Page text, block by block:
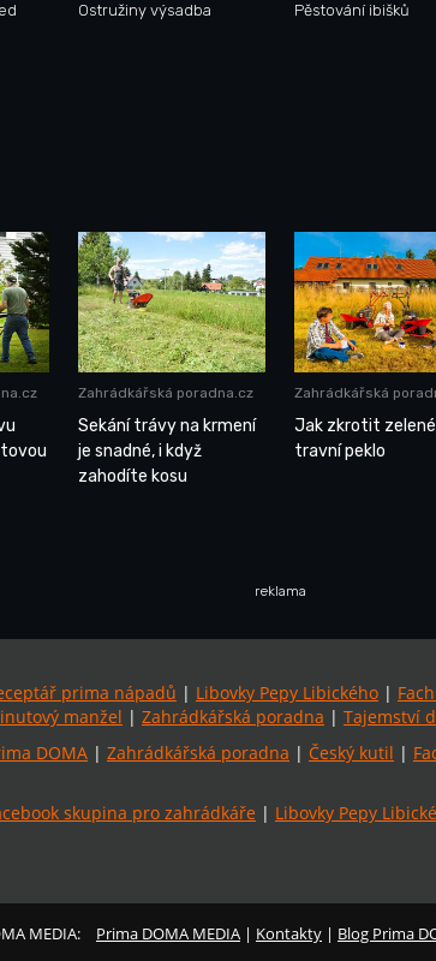
Ostružiny výsadba Pěstování ibišků
Zahrádkářská poradna.cz
Sekání trávy na krmení
je snadné, i když
zahodíte kosu
Zahrádkářská
Jak zkrotit zelené
travní peklo
reklama
prima nápadů | Libovky Pepy Libického |
manžel | Zahrádkářská poradna | Tajemství
DOMA | Zahrádkářská poradna | Český kutil |
skupina pro zahrádkáře | Libovky Pepy
MEDIA: Prima DOMA MEDIA | Kontakty | Blog Prima